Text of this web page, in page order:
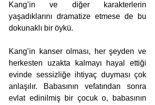
Kang’in ve diğer karakterlerin
yaşadıklarını dramatize etmese de bu
dokunaklı bir öykü.
Kang’in kanser olması, her şeyden ve
herkesten uzakta kalmayı hayal ettiği
evinde sessizliğe ihtiyaç duyması çok
anlaşılır. Babasının vefatından sonra
evlat edinilmiş bir çocuk o, babasının